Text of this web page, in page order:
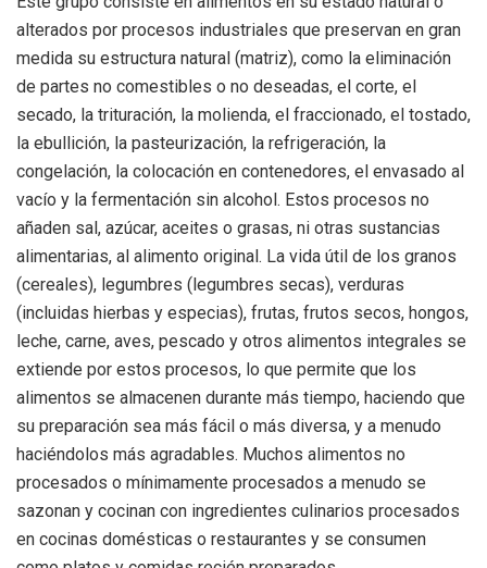
alterados por procesos industriales que preservan en gran
medida su estructura natural (matriz), como la eliminación
de partes no comestibles o no deseadas, el corte, el
secado, la trituración, la molienda, el fraccionado, el tostado,
la ebullición, la pasteurización, la refrigeración, la
congelación, la colocación en contenedores, el envasado al
vacío y la fermentación sin alcohol. Estos procesos no
añaden sal, azúcar, aceites o grasas, ni otras sustancias
alimentarias, al alimento original. La vida útil de los granos
(cereales), legumbres (legumbres secas), verduras
(incluidas hierbas y especias), frutas, frutos secos, hongos,
leche, carne, aves, pescado y otros alimentos integrales se
extiende por estos procesos, lo que permite que los
alimentos se almacenen durante más tiempo, haciendo que
su preparación sea más fácil o más diversa, y a menudo
haciéndolos más agradables. Muchos alimentos no
procesados ​​o mínimamente procesados ​​a menudo se
sazonan y cocinan con ingredientes culinarios procesados ​​
en cocinas domésticas o restaurantes y se consumen